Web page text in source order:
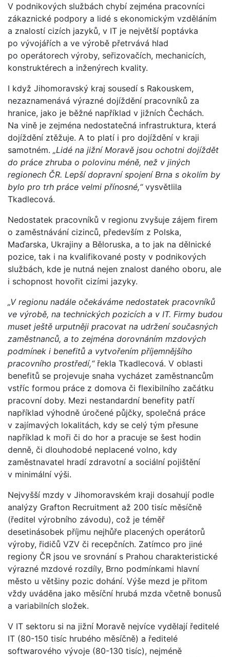
V podnikových službách chybí zejména pracovníci
zákaznické podpory a lidé s ekonomickým vzděláním
a znalostí cizích jazyků, v IT je největší poptávka
po vývojářích a ve výrobě přetrvává hlad
po operátorech výroby, seřizovačích, mechanicích,
konstruktérech a inženýrech kvality.
I když Jihomoravský kraj sousedí s Rakouskem,
nezaznamenává výrazné dojíždění pracovníků za
hranice, jako je běžné například v jižních Čechách.
Na vině je zejména nedostatečná infrastruktura, která
dojíždění ztěžuje. A to platí i pro dojíždění v kraji
samotném. „Lidé na jižní Moravě jsou ochotni dojíždět
do práce zhruba o polovinu méně, než v jiných
regionech ČR. Lepší dopravní spojení Brna s okolím by
bylo pro trh práce velmi přínosné,“vysvětlila
Tkadlecová.
Nedostatek pracovníků v regionu zvyšuje zájem firem
o zaměstnávání cizinců, především z Polska,
Maďarska, Ukrajiny a Běloruska, a to jak na dělnické
pozice, tak i na kvalifikované posty v podnikových
službách, kde je nutná nejen znalost daného oboru, ale
i schopnost hovořit cizími jazyky.
„V regionu nadále očekáváme nedostatek pracovníků
ve výrobě, na technických pozicích a v IT. Firmy budou
muset ještě urputněji pracovat na udržení současných
zaměstnanců, a to zejména dorovnáním mzdových
podmínek i benefitů a vytvořením příjemnějšího
pracovního prostředí,“řekla Tkadlecová. V oblasti
benefitů se projevuje snaha vycházet zaměstnancům
vstříc formou práce z domova či flexibilního začátku
pracovní doby. Mezi nestandardní benefity patří
například výhodně úročené půjčky, společná práce
v zajímavých lokalitách, kdy se celý tým přesune
například k moři či do hor a pracuje se šest hodin
denně, či dlouhodobé neplacené volno, kdy
zaměstnavatel hradí zdravotní a sociální pojištění
v minimální výši.
Nejvyšší mzdy v Jihomoravském kraji dosahují podle
analýzy Grafton Recruitment až 200 tisíc měsíčně
(ředitel výrobního závodu), což je téměř
desetinásobek příjmu nejhůře placených operátorů
výroby, řidičů VZV či recepčních. Zatímco pro jiné
regiony ČR jsou ve srovnání s Prahou charakteristické
výrazné mzdové rozdíly, Brno podmínkami hlavní
město u většiny pozic dohání. Výše mezd je přitom
vždy uváděna jako měsíční hrubá mzda včetně bonusů
a variabilních složek.
V IT sektoru si na jižní Moravě nejvíce vydělají ředitelé
IT (80-150 tisíc hrubého měsíčně) a ředitelé
softwarového vývoje (80-130 tisíc), nejméně